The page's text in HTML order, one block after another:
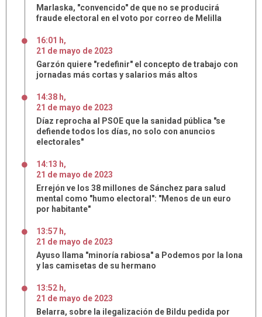
Marlaska, "convencido" de que no se producirá
fraude electoral en el voto por correo de Melilla
16:01 h,
21 de mayo de 2023
Garzón quiere "redefinir" el concepto de trabajo con
jornadas más cortas y salarios más altos
14:38 h,
21 de mayo de 2023
Díaz reprocha al PSOE que la sanidad pública "se
defiende todos los días, no solo con anuncios
electorales"
14:13 h,
21 de mayo de 2023
Errejón ve los 38 millones de Sánchez para salud
mental como "humo electoral": "Menos de un euro
por habitante"
13:57 h,
21 de mayo de 2023
Ayuso llama "minoría rabiosa" a Podemos por la lona
y las camisetas de su hermano
13:52 h,
21 de mayo de 2023
Belarra, sobre la ilegalización de Bildu pedida por